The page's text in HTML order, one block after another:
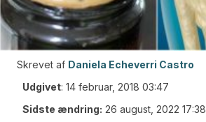
Skrevet af Daniela Echeverri Castro
Udgivet: 14 februar, 2018 03:47
Sidste ændring: 26 august, 2022 17:38